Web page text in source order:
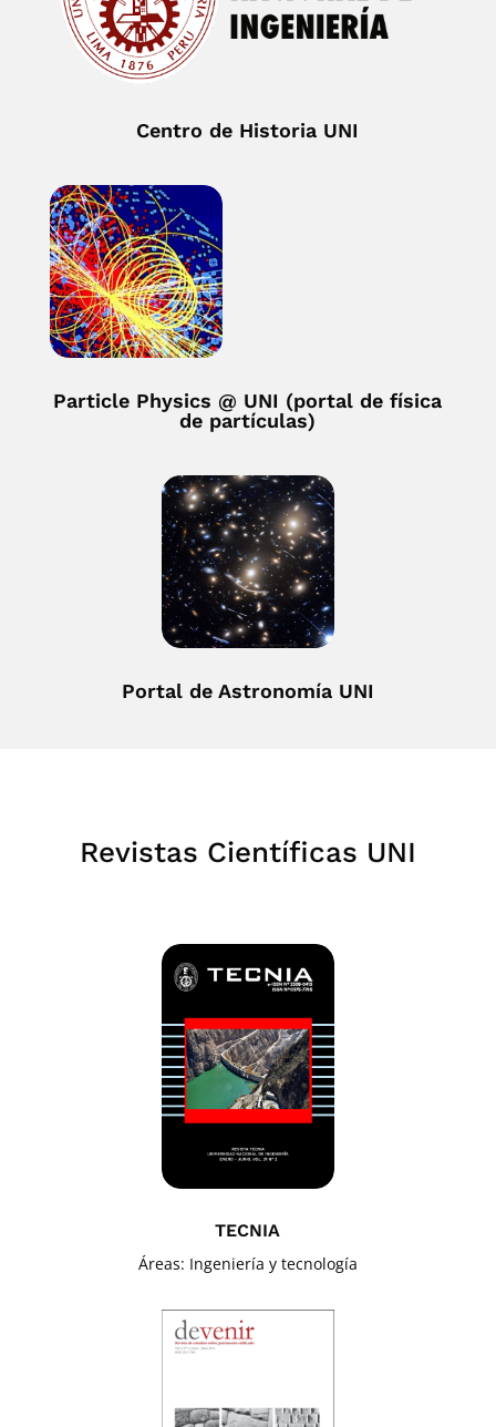
Centro de Historia UNI
Particle Physics @ UNI (portal de física
de partículas)
Portal de Astronomía UNI
Revistas Científicas UNI
TECNIA
Áreas: Ingeniería y tecnología